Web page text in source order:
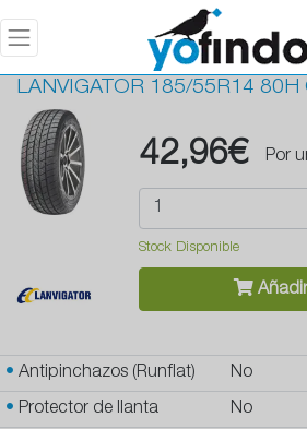
LANVIGATOR 185/55R14 80H
42,96€ Por
Stock Disponible
• Antipinchazos (Runflat) No
• Protector de llanta No